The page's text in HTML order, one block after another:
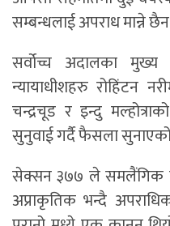
सम्बन्धलाई अपराध मान्ने
सर्वोच्च अदालका मुख्य
न्यायाधीशहरु रोहिंटन
चन्द्रचूड र इन्दु
सुनुवाई गर्दै फैसला सुनाएको
सेक्सन ३७७ ले समलैंगिक
अप्राकृतिक भन्दै